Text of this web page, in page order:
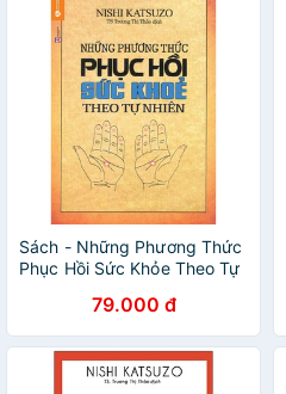
Sách - Những Phương Thức
Phục Hồi Sức Khỏe Theo Tự
79.000 đ